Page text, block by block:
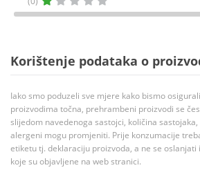
Korištenje podataka o
Iako smo poduzeli sve mjere kako bismo
proizvodima točna, prehrambeni proizvodi se
slijedom navedenoga sastojci, količina
alergeni mogu promjeniti. Prije konzumacije
etiketu tj. deklaraciju proizvoda, a ne se
koje su objavljene na web stranici.